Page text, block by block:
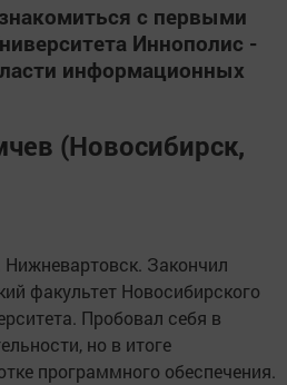
с первыми
Иннополис -
информационных
(Новосибирск,
Нижневартовск. Закончил
факультет Новосибирского
Пробовал себя в
но в итоге
программного обеспечения.